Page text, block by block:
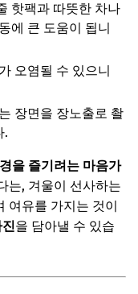
핫팩과 따뜻한 차나
에 큰 도움이 됩니
오염될 수 있으니
장면을 장노출로 촬
.
을 즐기려는 마음가
는, 겨울이 선사하는
여유를 가지는 것이
을 담아낼 수 있습